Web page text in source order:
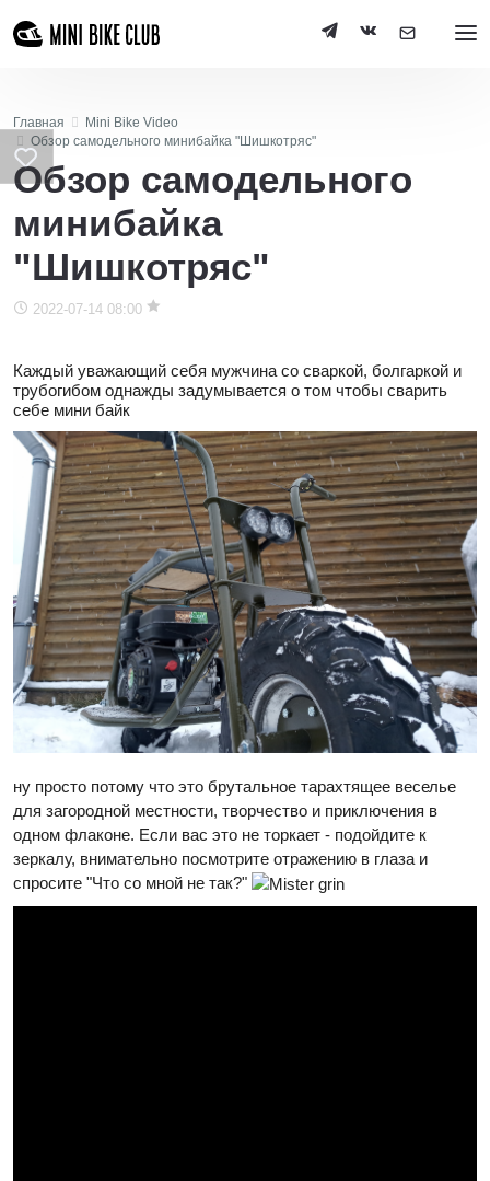
Главная
Mini Bike Video
Обзор самодельного минибайка "Шишкотряс"
Обзор самодельного
минибайка
"Шишкотряс"
2022-07-14 08:00
Каждый уважающий себя мужчина со сваркой, болгаркой и
трубогибом однажды задумывается о том чтобы сварить
себе мини байк
ну просто потому что это брутальное тарахтящее веселье
для загородной местности, творчество и приключения в
одном флаконе. Если вас это не торкает - подойдите к
зеркалу, внимательно посмотрите отражению в глаза и
спросите "Что со мной не так?"